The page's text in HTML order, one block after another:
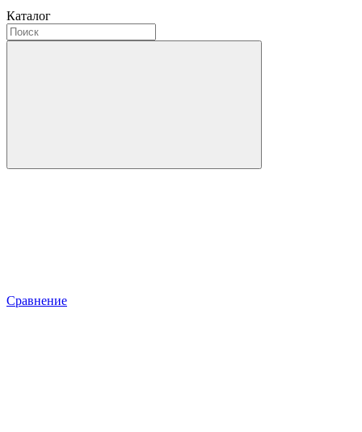
Каталог
Сравнение